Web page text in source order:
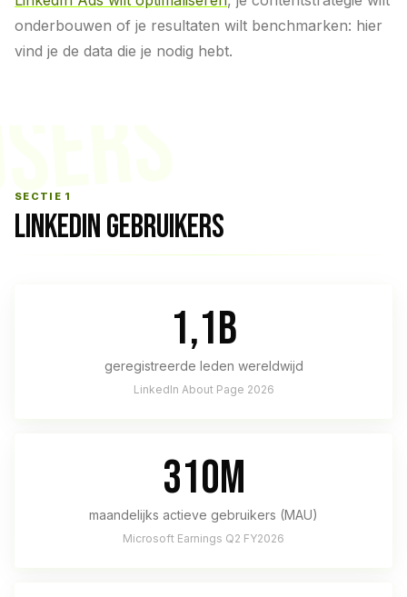
onderbouwen of je resultaten wilt benchmarken: hier
vind je de data die je nodig hebt.
SECTIE 1
LINKEDIN GEBRUIKERS
1,1B
geregistreerde leden wereldwijd
LinkedIn About Page 2026
310M
maandelijks actieve gebruikers (MAU)
Microsoft Earnings Q2 FY2026